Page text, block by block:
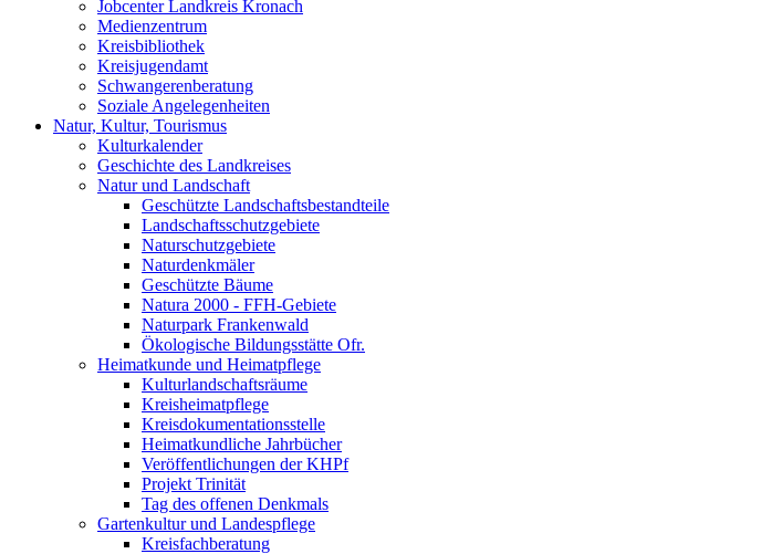
Jobcenter Landkreis Kronach
Medienzentrum
Kreisbibliothek
Kreisjugendamt
Schwangerenberatung
Soziale Angelegenheiten
Natur, Kultur, Tourismus
Kulturkalender
Geschichte des Landkreises
Natur und Landschaft
Geschützte Landschaftsbestandteile
Landschaftsschutzgebiete
Naturschutzgebiete
Naturdenkmäler
Geschützte Bäume
Natura 2000 - FFH-Gebiete
Naturpark Frankenwald
Ökologische Bildungsstätte Ofr.
Heimatkunde und Heimatpflege
Kulturlandschaftsräume
Kreisheimatpflege
Kreisdokumentationsstelle
Heimatkundliche Jahrbücher
Veröffentlichungen der KHPf
Projekt Trinität
Tag des offenen Denkmals
Gartenkultur und Landespflege
Kreisfachberatung